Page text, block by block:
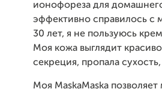
ионофореза для
эффективно справилось
30 лет, я не пользуюсь
Моя кожа выглядит
секреция, пропала
Моя MaskaMaska